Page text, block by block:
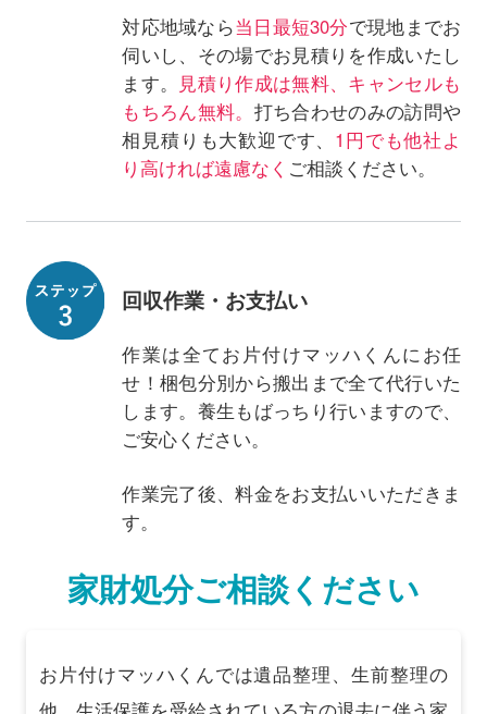
対応地域なら当日最短30分で現地までお
伺いし、その場でお見積りを作成いたし
ます。 見積り作成は無料、キャンセルも
もちろん無料。 打ち合わせのみの訪問や
相見積りも大歓迎です、 1円でも他社よ
り高ければ遠慮なく ご相談ください。
回収作業・お支払い
作業は全てお片付けマッハくんにお任
せ！梱包分別から搬出まで全て代行いた
します。養生もばっちり行いますので、
ご安心ください。
作業完了後、料金をお支払いいただきま
す。
家財処分ご相談ください
お片付けマッハくんでは遺品整理、生前整理の